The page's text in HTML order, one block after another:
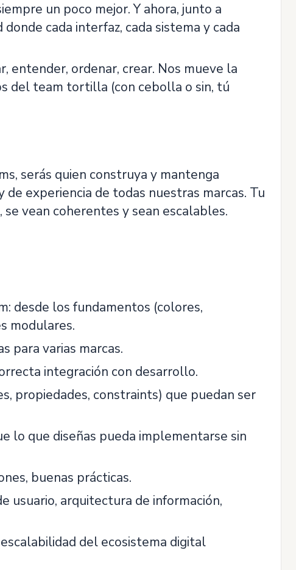
un poco mejor. Y ahora, junto a
cada interfaz, cada sistema y cada
entender, ordenar, crear. Nos mueve la
del team tortilla (con cebolla o sin, tú
serás quien construya y mantenga
de experiencia de todas nuestras marcas. Tu
vean coherentes y sean escalables.
desde los fundamentos (colores,
modulares.
para varias marcas.
integración con desarrollo.
propiedades, constraints) que puedan ser
lo que diseñas pueda implementarse sin
buenas prácticas.
usuario, arquitectura de información,
del ecosistema digital